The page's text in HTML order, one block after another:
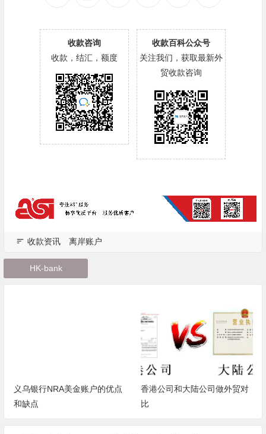
收款咨询
收款，结汇，额度
收款百科公众号
关注我们，获取最新外
贸收款咨询
收款资讯 离岸账户
HK-bank
香港公司和大陆公司做外贸对
比
香港有限公司和无限公司的区
别